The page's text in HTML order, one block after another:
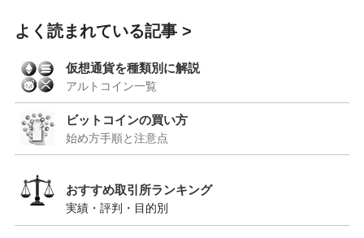
よく読まれている記事
仮想通貨を種類別に解説
アルトコイン一覧
ビットコインの買い方
始め方手順と注意点
おすすめ取引所ランキング
実績・評判・目的別